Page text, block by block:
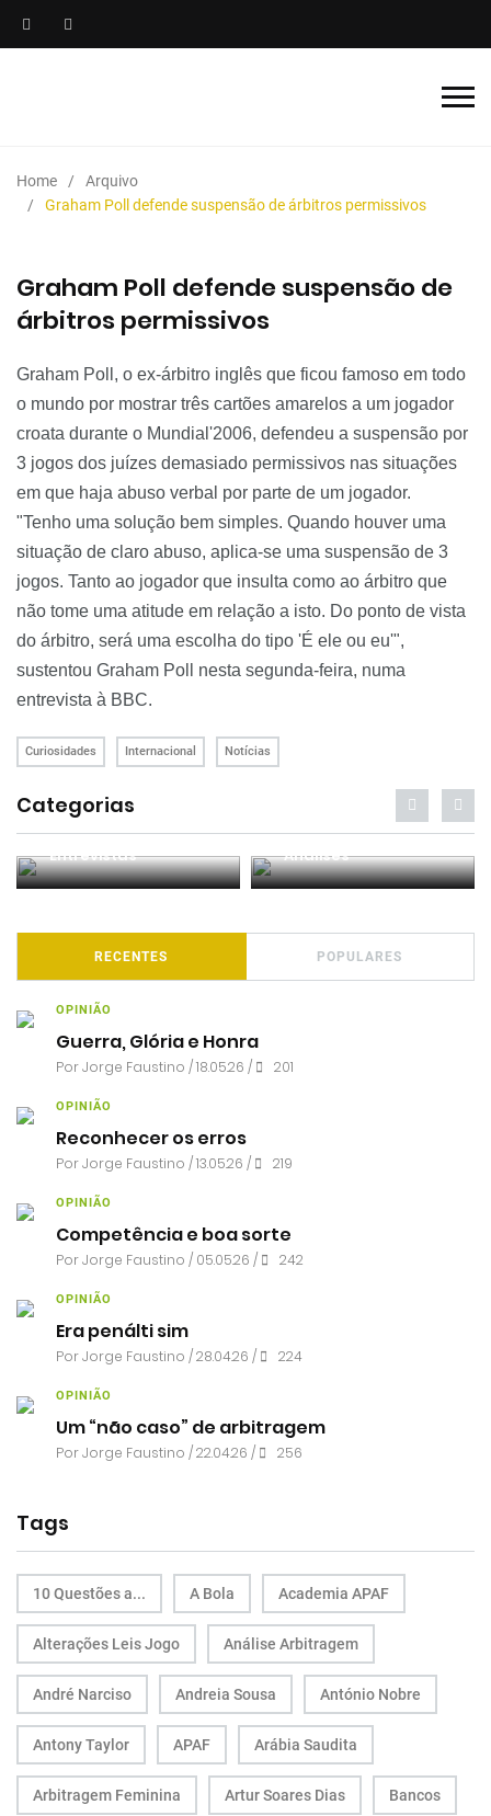
Home
Arquivo
Graham Poll defende suspensão de árbitros permissivos
Graham Poll defende suspensão de
árbitros permissivos
Graham Poll , o ex-árbitro inglês que ficou famoso em todo
o mundo por mostrar três cartões amarelos a um jogador
croata durante o Mundial'2006, defendeu a suspensão por
3 jogos dos juízes demasiado permissivos nas situações
em que haja abuso verbal por parte de um jogador.
"Tenho uma solução bem simples. Quando houver uma
situação de claro abuso, aplica-se uma suspensão de 3
jogos. Tanto ao jogador que insulta como ao árbitro que
não tome uma atitude em relação a isto. Do ponto de vista
do árbitro, será uma escolha do tipo 'É ele ou eu'",
sustentou Graham Poll
nesta segunda-feira, numa
entrevista à BBC.
Curiosidades Internacional Notícias
Categorias
Entrevistas Análises
RECENTES POPULARES
OPINIÃO
Guerra, Glória e Honra
PorJorge Faustino / 18.05.26 / 201
OPINIÃO
Reconhecer os erros
PorJorge Faustino / 13.05.26 / 219
OPINIÃO
Competência e boa sorte
PorJorge Faustino / 05.05.26 / 242
OPINIÃO
Era penálti sim
PorJorge Faustino / 28.04.26 / 224
OPINIÃO
Um “não caso” de arbitragem
PorJorge Faustino / 22.04.26 / 256
Tags
10 Questões a... A Bola Academia APAF
Alterações Leis Jogo Análise Arbitragem
André Narciso Andreia Sousa António Nobre
Antony Taylor APAF Arábia Saudita
Arbitragem Feminina Artur Soares Dias Bancos